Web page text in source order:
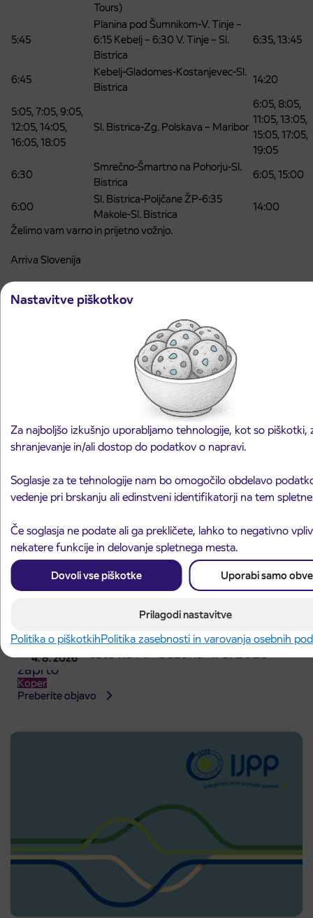
Nastavitve piškotkov
Za najboljšo izkušnjo uporabljamo tehnologije, kot so piškotki,
shranjevanje in/ali dostop do podatkov o napravi.
Soglasje za te tehnologije nam bo omogočilo obdelavo
vedenje pri brskanju ali edinstveni identifikatorji na tem
Če soglasja ne podate ali ga prekličete, lahko to negativno
nekatere funkcije in delovanje spletnega mesta.
Dovoli vse piškotke Uporabi samo
Prilagodi nastavitve
Politika o piškotkihPolitika zasebnosti in varovanja osebnih
Tours)
5:45
Planina pod Šumnikom-V. Tinje –
6:15 Kebelj – 6:30 V. Tinje – Sl.
Bistrica
6:35, 13:45
6:45
Kebelj-Gladomes-Kostanjevec-Sl.
Bistrica
14:20
5:05, 7:05, 9:05,
12:05, 14:05,
16:05, 18:05
Sl. Bistrica-Zg. Polskava – Maribor
6:05, 8:05,
11:05, 13:05,
15:05, 17:05,
19:05
6:30
Smrečno-Šmartno na Pohorju-Sl.
Bistrica
6:05, 15:00
6:00
Sl. Bistrica-Poljčane ŽP-6:35
Makole-Sl. Bistrica
14:00
Želimo vam varno in prijetno vožnjo.
Arriva Slovenija
Zadnje novice in obvestila
Preglejte vse novice in obvestila
4. 8. 2026
Prodajno mesto na AP Sežana 4. 8. 2026
zaprto
Koper
Preberite objavo